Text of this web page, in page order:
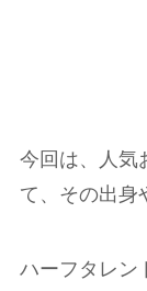
今回は、人気
て、その出身
ハーフタレン